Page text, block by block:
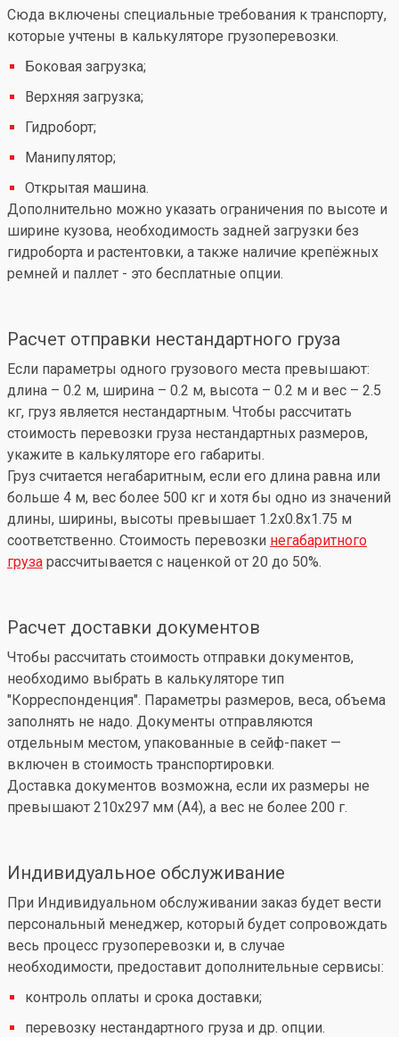
Сюда включены специальные требования к транспорту,
которые учтены в калькуляторе грузоперевозки.
Боковая загрузка;
Верхняя загрузка;
Гидроборт;
Манипулятор;
Открытая машина.
Дополнительно можно указать ограничения по высоте и
ширине кузова, необходимость задней загрузки без
гидроборта и растентовки, а также наличие крепёжных
ремней и паллет - это бесплатные опции.
Расчет отправки нестандартного груза
Если параметры одного грузового места превышают:
длина – 0.2 м, ширина – 0.2 м, высота – 0.2 м и вес – 2.5
кг, груз является нестандартным. Чтобы рассчитать
стоимость перевозки груза нестандартных размеров,
укажите в калькуляторе его габариты.
Груз считается негабаритным, если его длина равна или
больше 4 м, вес более 500 кг и хотя бы одно из значений
длины, ширины, высоты превышает 1.2x0.8x1.75 м
соответственно. Стоимость перевозки негабаритного
груза рассчитывается с наценкой от 20 до 50%.
Расчет доставки документов
Чтобы рассчитать стоимость отправки документов,
необходимо выбрать в калькуляторе тип
"Корреспонденция". Параметры размеров, веса, объема
заполнять не надо. Документы отправляются
отдельным местом, упакованные в сейф-пакет —
включен в стоимость транспортировки.
Доставка документов возможна, если их размеры не
превышают 210x297 мм (А4), а вес не более 200 г.
Индивидуальное обслуживание
При Индивидуальном обслуживании заказ будет вести
персональный менеджер, который будет сопровождать
весь процесс грузоперевозки и, в случае
необходимости, предоставит дополнительные сервисы:
контроль оплаты и срока доставки;
перевозку нестандартного груза и др. опции.